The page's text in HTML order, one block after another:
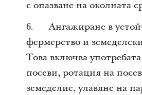
с опазване на околната
6. Ангажиране в
фермерство и
Това включва
посеви, ротация на
земеделие, улавяне на